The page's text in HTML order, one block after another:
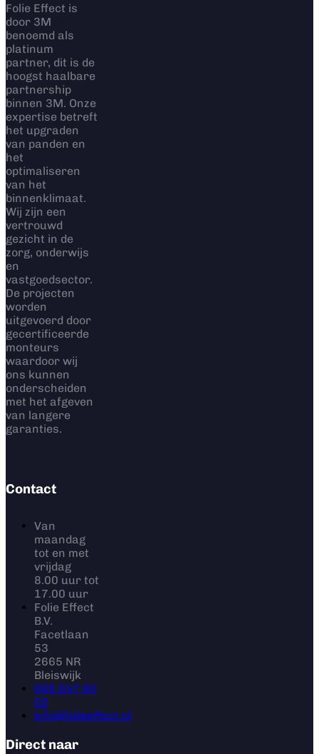
Folie Effect is
door 3M
benoemd als
platinum
partner, dit is de
hoogst haalbare
partnership
binnen 3M. Onze
expertise betreft
het upgraden
van panden en
het
optimaliseren
van het
binnenklimaat.
Wij zijn een
vertrouwd
gezicht in de
zorg, onderwijs
en
vastgoedsector.
De projecten
worden
uitgevoerd door
gecertificeerde
monteurs
waardoor wij
ons kunnen
onderscheiden
met het afgeven
van langere
garanties.
Contact
Van
maandag
tot en met
vrijdag
8.00 uur tot
17.00 uur
Folie Effect
B.V.
Facetlaan
53
2665 NR
Bleiswijk
085 047 60
02
info@folieeffect.nl
Direct naar